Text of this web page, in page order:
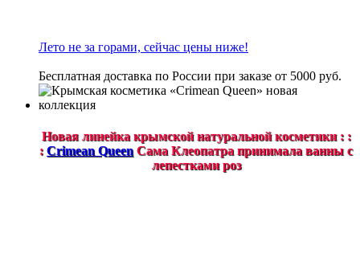
Лето не за горами, сейчас цены ниже!
Бесплатная доставка по России при заказе от 5000 руб.
Новая линейка крымской натуральной косметики : :
: Crimean Queen Сама Клеопатра принимала ванны с
лепестками роз